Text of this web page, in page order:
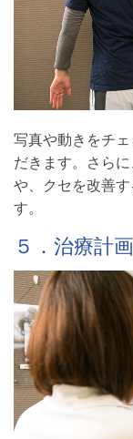
写真や動きをチ
だきます。さら
や、クセを改善
す。
５．治療計